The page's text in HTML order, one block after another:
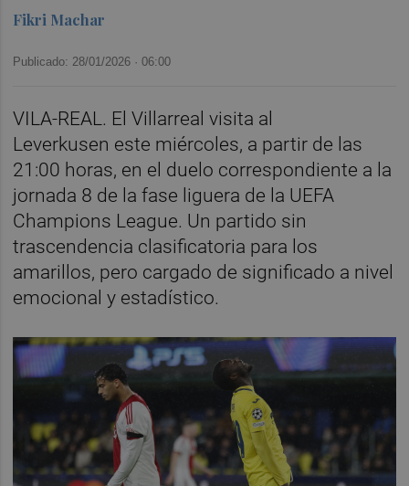
Fikri Machar
Publicado: 28/01/2026 ·06:00
VILA-REAL. El Villarreal visita al
Leverkusen este miércoles, a partir de las
21:00 horas, en el duelo correspondiente a la
jornada 8 de la fase liguera de la UEFA
Champions League. Un partido sin
trascendencia clasificatoria para los
amarillos, pero cargado de significado a nivel
emocional y estadístico.